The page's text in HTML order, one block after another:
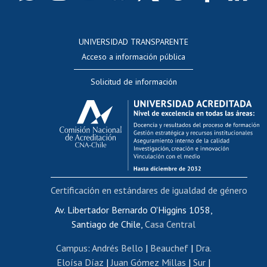
Evaluación docente
Calificación académica
Postulación al AUCAI
Funcionarias/os
Cursos internos de capacitación
Bienestar del personal
Portal de movilidad interna
Certificado de renta
Certificado de renta honorarios
Editar páginas blancas
UNIVERSIDAD TRANSPARENTE
Acceso a información pública
Solicitud de información
Av. Libertador Bernardo O'Higgins 1058,
Santiago de Chile, Casa Central
Campus: Andrés Bello | Beauchef| Dra.
Eloísa Díaz | Juan Gómez Millas | Sur |
Certificación en estándares de igualdad de género